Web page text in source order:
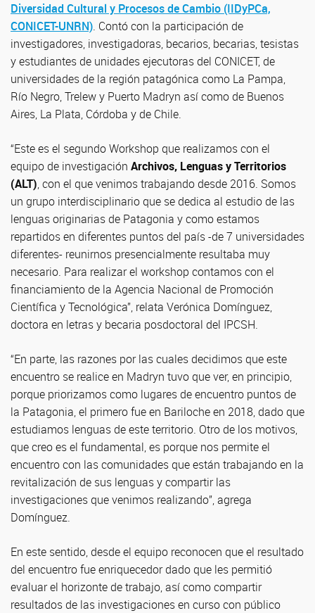
Diversidad Cultural y Procesos de Cambio (IIDyPCa,
CONICET-UNRN). Contó con la participación de
investigadores, investigadoras, becarios, becarias, tesistas
y estudiantes de unidades ejecutoras del CONICET, de
universidades de la región patagónica como La Pampa,
Río Negro, Trelew y Puerto Madryn así como de Buenos
Aires, La Plata, Córdoba y de Chile.
“Este es el segundo Workshop que realizamos con el
equipo de investigación Archivos, Lenguas y Territorios
(ALT), con el que venimos trabajando desde 2016. Somos
un grupo interdisciplinario que se dedica al estudio de las
lenguas originarias de Patagonia y como estamos
repartidos en diferentes puntos del país -de 7 universidades
diferentes- reunirnos presencialmente resultaba muy
necesario. Para realizar el workshop contamos con el
financiamiento de la Agencia Nacional de Promoción
Científica y Tecnológica”, relata Verónica Domínguez,
doctora en letras y becaria posdoctoral del IPCSH.
“En parte, las razones por las cuales decidimos que este
encuentro se realice en Madryn tuvo que ver, en principio,
porque priorizamos como lugares de encuentro puntos de
la Patagonia, el primero fue en Bariloche en 2018, dado que
estudiamos lenguas de este territorio. Otro de los motivos,
que creo es el fundamental, es porque nos permite el
encuentro con las comunidades que están trabajando en la
revitalización de sus lenguas y compartir las
investigaciones que venimos realizando”, agrega
Domínguez.
En este sentido, desde el equipo reconocen que el resultado
del encuentro fue enriquecedor dado que les permitió
evaluar el horizonte de trabajo, así como compartir
resultados de las investigaciones en curso con público